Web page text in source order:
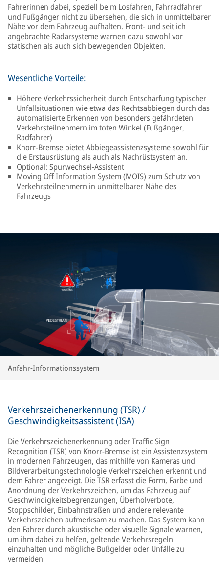
Fahrerinnen dabei, speziell beim Losfahren, Fahrradfahrer
und Fußgänger nicht zu übersehen, die sich in unmittelbarer
Nähe vor dem Fahrzeug aufhalten. Front- und seitlich
angebrachte Radarsysteme warnen dazu sowohl vor
statischen als auch sich bewegenden Objekten.
Wesentliche Vorteile:
Höhere Verkehrssicherheit durch Entschärfung typischer
Unfallsituationen wie etwa das Rechtsabbiegen durch das
automatisierte Erkennen von besonders gefährdeten
Verkehrsteilnehmern im toten Winkel (Fußgänger,
Radfahrer)
Knorr-Bremse bietet Abbiegeassistenzsysteme sowohl für
die Erstausrüstung als auch als Nachrüstsystem an.
Optional: Spurwechsel-Assistent
Moving Off Information System (MOIS) zum Schutz von
Verkehrsteilnehmern in unmittelbarer Nähe des
Fahrzeugs
Anfahr-Informationssystem
Verkehrszeichenerkennung (TSR) /
Geschwindigkeitsassistent (ISA)
Die Verkehrszeichenerkennung oder Traffic Sign
Recognition (TSR) von Knorr-Bremse ist ein Assistenzsystem
in modernen Fahrzeugen, das mithilfe von Kameras und
Bildverarbeitungstechnologie Verkehrszeichen erkennt und
dem Fahrer angezeigt. Die TSR erfasst die Form, Farbe und
Anordnung der Verkehrszeichen, um das Fahrzeug auf
Geschwindigkeitsbegrenzungen, Überholverbote,
Stoppschilder, Einbahnstraßen und andere relevante
Verkehrszeichen aufmerksam zu machen. Das System kann
den Fahrer durch akustische oder visuelle Signale warnen,
um ihm dabei zu helfen, geltende Verkehrsregeln
einzuhalten und mögliche Bußgelder oder Unfälle zu
vermeiden.